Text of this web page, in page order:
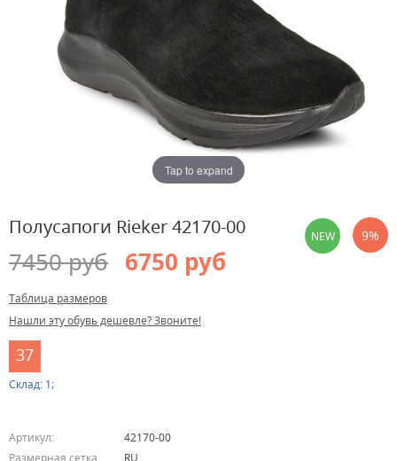
Tap to expand
Полусапоги Rieker 42170-00
7450 руб 6750 руб
Таблица размеров
Нашли эту обувь дешевле? Звоните!
37
Склад: 1;
Артикул:
42170-00
Размерная сетка
RU
NEW 9%